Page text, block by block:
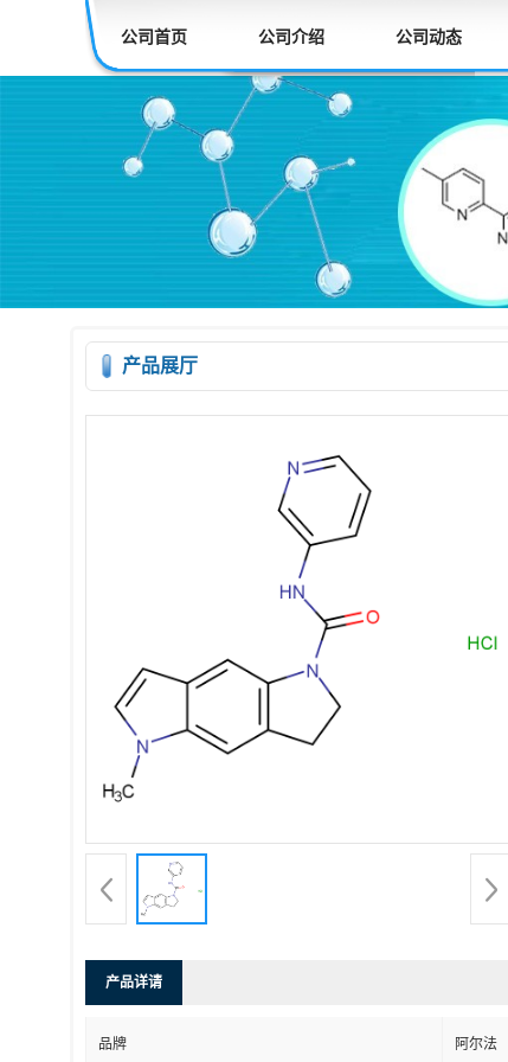
公司首页 公司介绍 公司动态
产品展厅
产品详请
品牌 阿尔法